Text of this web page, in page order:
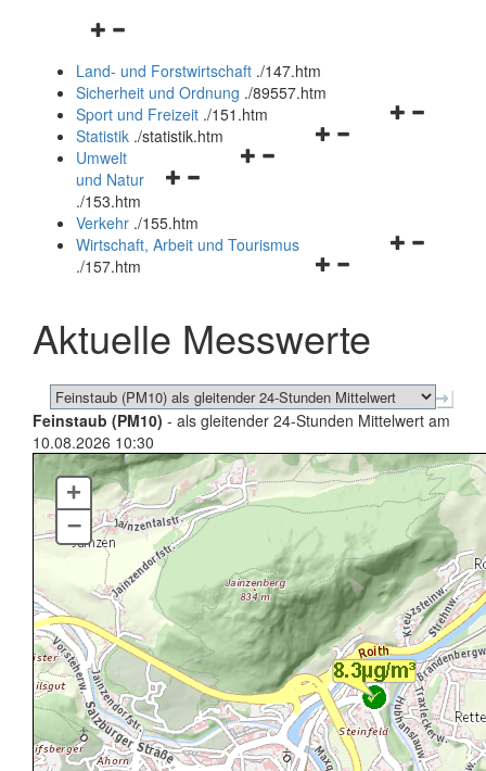
Navigationsmenü
und
schließen
Land- und Forstwirtschaft ./147.htm
Sicherheit und Ordnung ./89557.htm
Navigationsmenü
Sport und Freizeit ./151.htm
Navigationsmenü
Statistik ./statistik.htm
Navigationsmenü
und
schließen
Umwelt
und Natur
./153.htm
Verkehr ./155.htm
Navigationsmenü
schließen
Wirtschaft, Arbeit und Tourismus
./157.htm
Aktuelle Messwerte
Feinstaub (PM10) - als gleitender 24-Stunden Mittelwert am
10.08.2026 10:30
+
–